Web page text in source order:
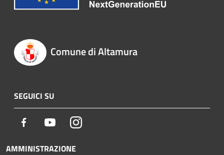
Comune di Altamura
SEGUICI SU
Facebook YoutubeInstagram
AMMINISTRAZIONE